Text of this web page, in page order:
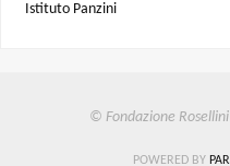
Istituto Panzini
© Fondazione
POWERED BY